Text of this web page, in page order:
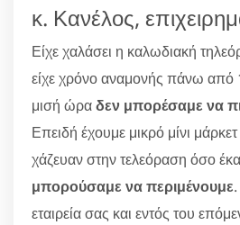
κ. Κανέλος,
Είχε χαλάσει η καλωδιακή
είχε χρόνο αναμονής πάνω
μισή ώραδεν μπορέσαμε να
Επειδή έχουμε μικρό μίνι
χάζευαν στην τελεόραση όσο
μπορούσαμε να περιμένουμε
εταιρεία σας και εντός του